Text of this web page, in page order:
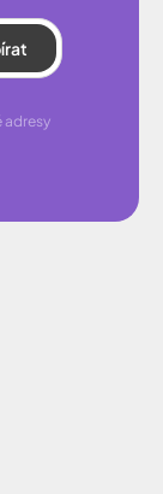
adresy